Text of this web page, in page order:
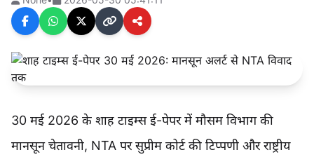
30 मई 2026 के शाह टाइम्स ई-पेपर में मौसम विभाग की
मानसून चेतावनी, NTA पर सुप्रीम कोर्ट की टिप्पणी और राष्ट्रीय